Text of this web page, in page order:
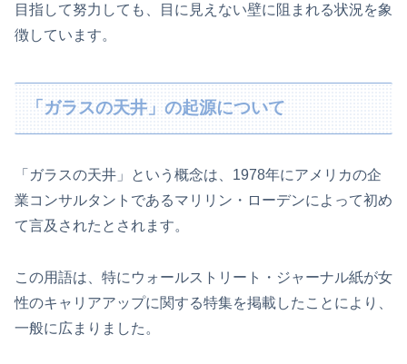
目指して努力しても、目に見えない壁に阻まれる状況を象
徴しています。
「ガラスの天井」の起源について
「ガラスの天井」という概念は、1978年にアメリカの企
業コンサルタントであるマリリン・ローデンによって初め
て言及されたとされます。
この用語は、特にウォールストリート・ジャーナル紙が女
性のキャリアアップに関する特集を掲載したことにより、
一般に広まりました。